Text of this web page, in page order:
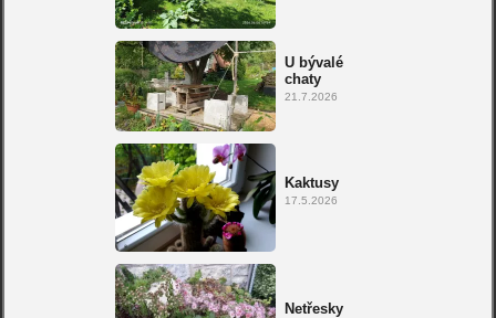
U bývalé
chaty
21.7.2026
Kaktusy
17.5.2026
Netřesky